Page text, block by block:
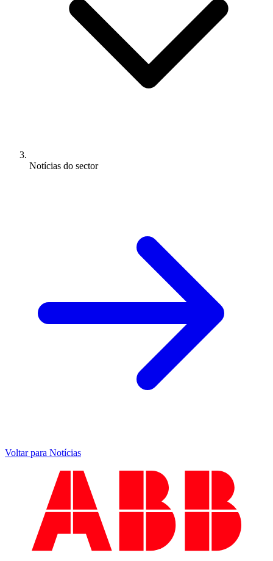
Notícias do sector
Voltar para Notícias